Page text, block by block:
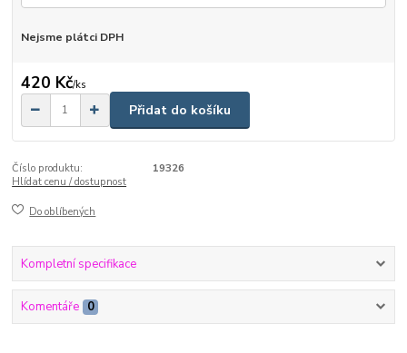
Nejsme plátci DPH
420 Kč/ks
Přidat do košíku
Číslo produktu:
19326
Hlídat cenu / dostupnost
Do oblíbených
Kompletní specifikace
Komentáře 0